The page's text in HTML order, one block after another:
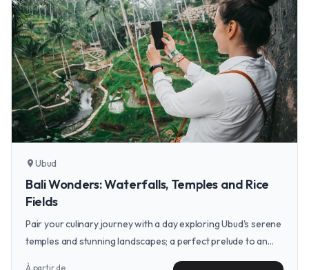
location_on Ubud
Bali Wonders: Waterfalls, Temples and Rice
Fields
Pair your culinary journey with a day exploring Ubud's serene
temples and stunning landscapes; a perfect prelude to an
À partir de